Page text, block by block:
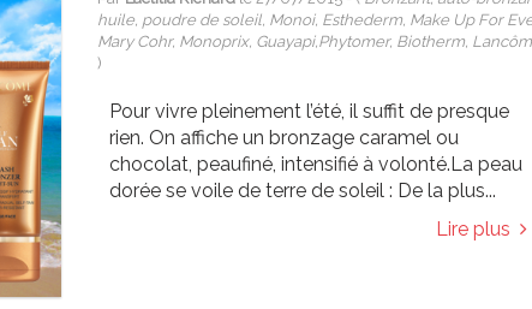
huile, poudre de soleil, Monoi, Esthederm, Make Up For
Mary Cohr, Monoprix, Guayapi,Phytomer, Biotherm,
)
Pour vivre pleinement l’été, il suffit de presque
rien. On affiche un bronzage caramel ou
chocolat, peaufiné, intensifié à volonté.La peau
dorée se voile de terre de soleil : De la plus...
Lire plus